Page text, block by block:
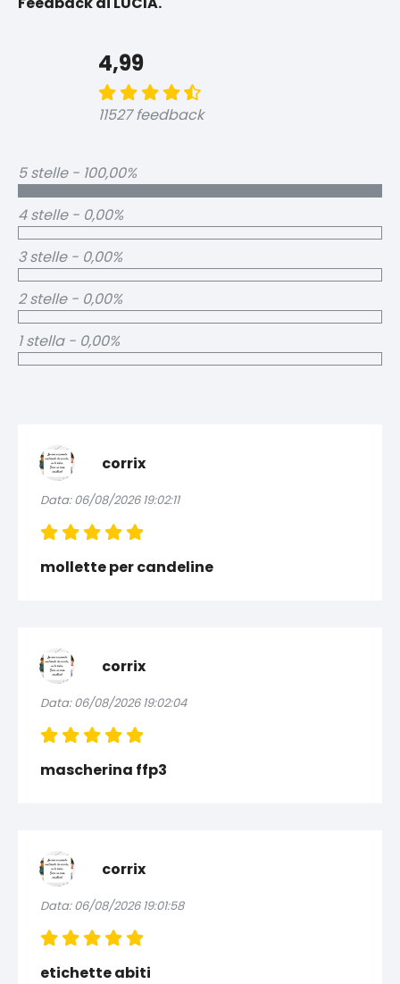
4,99
11527 feedback
5 stelle - 100,00%
4 stelle - 0,00%
3 stelle - 0,00%
2 stelle - 0,00%
1 stella - 0,00%
corrix
Data: 06/08/2026 19:02:11
mollette per candeline
corrix
Data: 06/08/2026 19:02:04
mascherina ffp3
corrix
Data: 06/08/2026 19:01:58
etichette abiti